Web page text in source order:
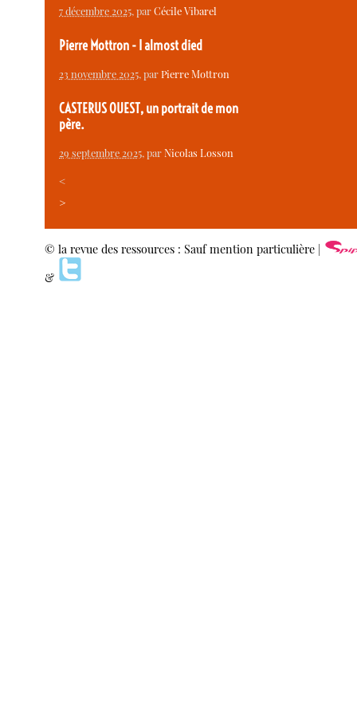
7 décembre 2025, parCécile Vibarel
Pierre Mottron - I almost died
23 novembre 2025, parPierre Mottron
CASTERUS OUEST, un portrait de mon
père.
29 septembre 2025, parNicolas Losson
<
>
© la revue des ressources : Sauf mention particulière |
&